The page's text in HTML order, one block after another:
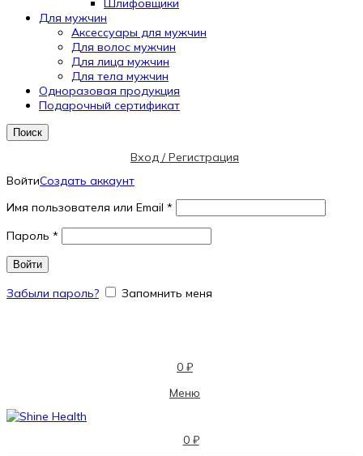
Шлифовщики
Для мужчин
Аксессуары для мужчин
Для волос мужчин
Для лица мужчин
Для тела мужчин
Одноразовая продукция
Подарочный сертификат
Поиск
Вход / Регистрация
ВойтиСоздать аккаунт
Имя пользователя или Email *
Пароль *
Войти
Забыли пароль? Запомнить меня
0 ₽
Меню
0 ₽